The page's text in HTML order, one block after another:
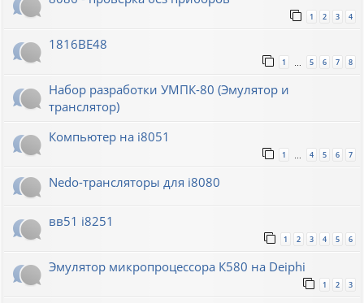
1 2 3 4
1816ВЕ48
1 5 6 7 8
Набор разработки УМПК-80 (Эмулятор и
транслятор)
Компьютер на i8051
1 … 4 5 6 7
Nedo-трансляторы для i8080
вв51 i8251
1 2 3 4 5 6
Эмулятор микропроцессора К580 на Deiphi
1 2 3